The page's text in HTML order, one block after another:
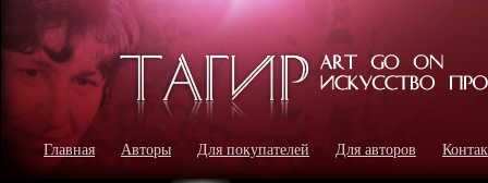
Главная Авторы Для покупателей Для авторов